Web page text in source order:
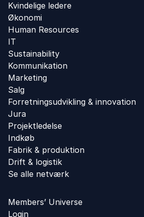
Kvindelige ledere
Økonomi
Human Resources
IT
Sustainability
Kommunikation
Marketing
Salg
Forretningsudvikling ​& innovation​
Jura
Projektledelse
Indkøb
Fabrik & produktion
Drift & logistik
Se alle netværk
Members’ Universe
Login